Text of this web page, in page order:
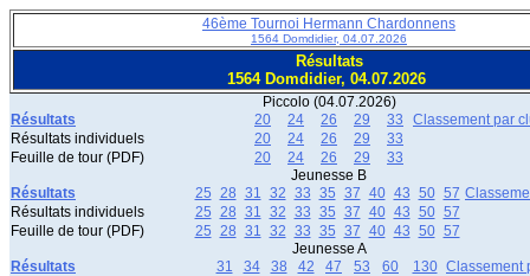
46ème Tournoi Hermann Chardonnens
1564 Domdidier, 04.07.2026
Résultats
1564 Domdidier, 04.07.2026
Piccolo (04.07.2026)
Résultats
20 24 26 29 33
Classement par
Résultats individuels
20 24 26 29
33
Feuille de tour (PDF)
20 24 26 29
33
Jeunesse B
Résultats
25 28 31 32 33 35 37 40 43 50 57
Résultats individuels
25 28 31 32 33 35 37 40 43 50 57
Feuille de tour (PDF)
25 28 31 32 33 35 37 40 43 50 57
Jeunesse A
Résultats
31 34 38 42 47 53 60 130 Classement